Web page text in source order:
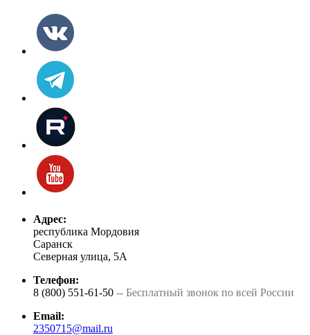
Адрес:
республика Мордовия
Саранск
Северная улица, 5А
Телефон:
8 (800) 551-61-50 -- Бесплатный звонок по всей России
Email:
2350715@mail.ru